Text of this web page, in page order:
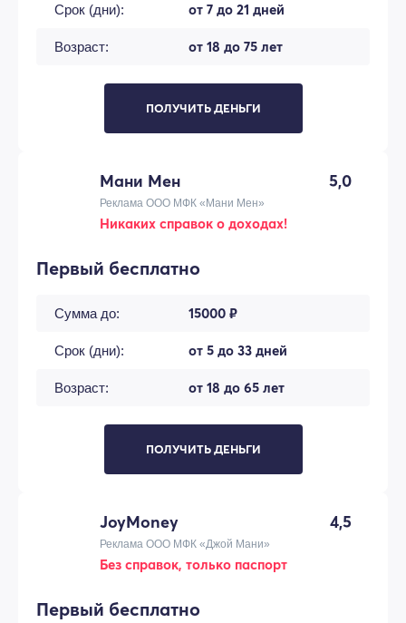
Срок (дни): от 7 до 21 дней
Возраст: от 18 до 75 лет
ПОЛУЧИТЬ ДЕНЬГИ
Мани Мен 5,0
Реклама ООО МФК «Мани Мен»
Никаких справок о доходах!
Первый бесплатно
Сумма до: 15000 ₽
Срок (дни): от 5 до 33 дней
Возраст: от 18 до 65 лет
ПОЛУЧИТЬ ДЕНЬГИ
JoyMoney 4,5
Реклама ООО МФК «Джой Мани»
Без справок, только паспорт
Первый бесплатно